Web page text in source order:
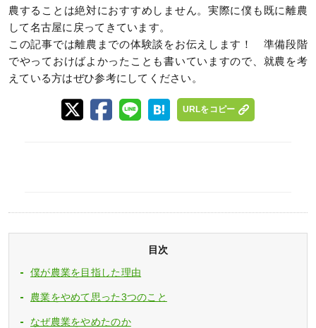
農することは絶対におすすめしません。実際に僕も既に離農
して名古屋に戻ってきています。
この記事では離農までの体験談をお伝えします！ 準備段階
でやっておけばよかったことも書いていますので、就農を考
えている方はぜひ参考にしてください。
URLをコピー
目次
僕が農業を目指した理由
農業をやめて思った3つのこと
なぜ農業をやめたのか